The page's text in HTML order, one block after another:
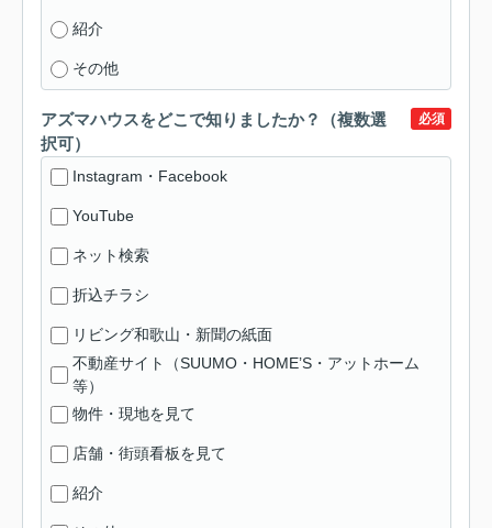
紹介
その他
アズマハウスをどこで知りましたか？（複数選
択可）
必須
Instagram・Facebook
YouTube
ネット検索
折込チラシ
リビング和歌山・新聞の紙面
不動産サイト（SUUMO・HOME’S・アットホーム
等）
物件・現地を見て
店舗・街頭看板を見て
紹介